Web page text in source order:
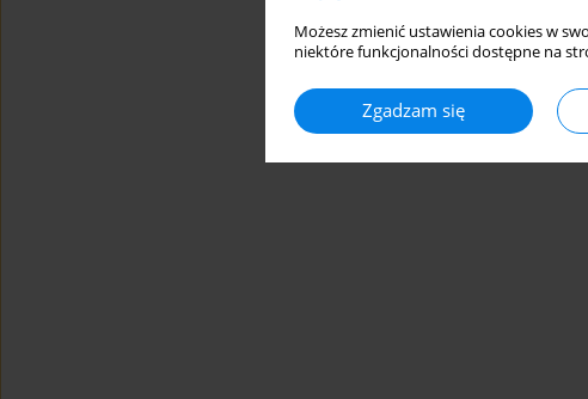
Możesz zmienić ustawienia cookies w
niektóre funkcjonalności dostępne na
Zgadzam się